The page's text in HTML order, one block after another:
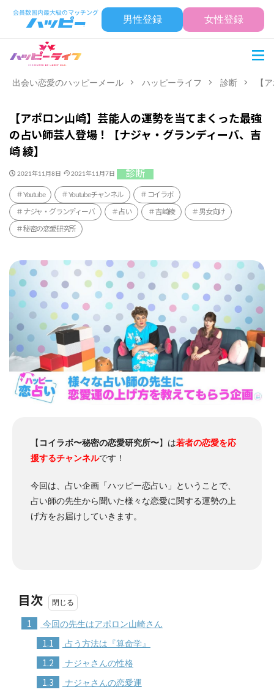
男性登録 女性登録
出会い恋愛のハッピーメール ハッピーライフ 診断 【
【アポロン山崎】芸能人の運勢を当てまくった最強
の占い師芸人登場！【ナジャ・グランディーバ、吉
崎 綾】
2021年11月8日 2021年11月7日 診断
Youtube Youtubeチャンネル コイラボ
ナジャ・グランディーバ 占い 吉崎綾 男女向け
秘密の恋愛研究所
【 コイラボ〜秘密の恋愛研究所〜】は若者の恋愛を応
援するチャンネルです！
今回は、占い企画「ハッピー恋占い」ということで、
占い師の先生から聞いた様々な恋愛に関する運勢の上
げ方をお届けしていきます。
目次
1 今回の先生はアポロン山崎さん
1.1 占う方法は『算命学』
1.2 ナジャさんの性格
1.3 ナジャさんの恋愛運